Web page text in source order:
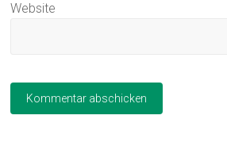
Website